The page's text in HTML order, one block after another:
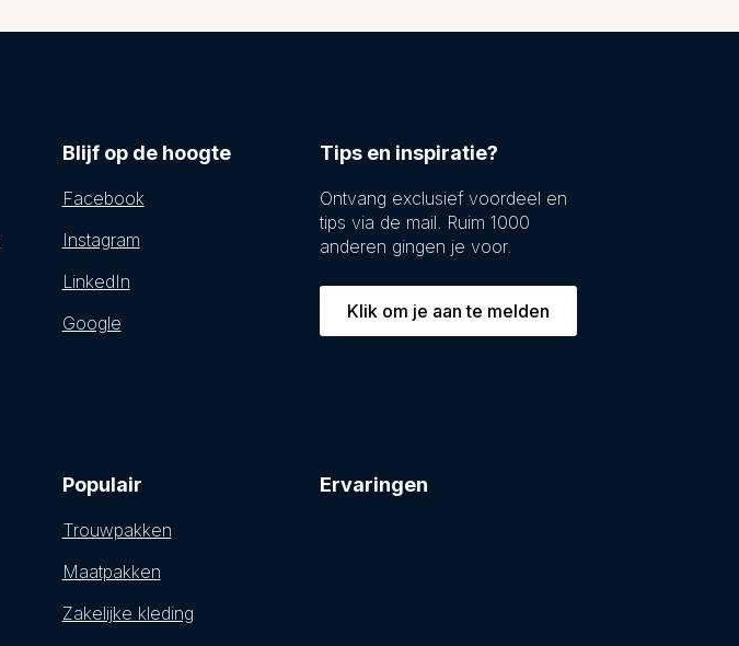
Blijf op de hoogte
Facebook
Instagram
LinkedIn
Google
Tips en inspiratie?
Ontvang exclusief voordeel en
tips via de mail. Ruim 1000
anderen gingen je voor.
Klik om je aan te melden
Populair
Trouwpakken
Maatpakken
Zakelijke kleding
Ervaringen